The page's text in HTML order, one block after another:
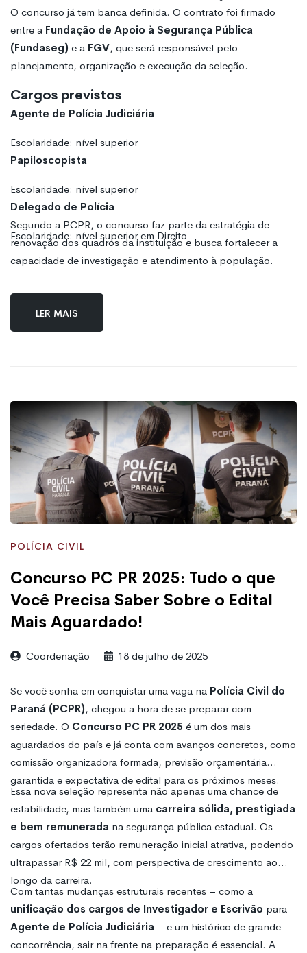
O concurso já tem banca definida. O contrato foi firmado
entre a Fundação de Apoio à Segurança Pública
(Fundaseg) e a FGV, que será responsável pelo
planejamento, organização e execução da seleção.
Cargos previstos
Agente de Polícia Judiciária
Escolaridade: nível superior
Papiloscopista
Escolaridade: nível superior
Delegado de Polícia
Escolaridade: nível superior em Direito
Segundo a PCPR, o concurso faz parte da estratégia de
renovação dos quadros da instituição e busca fortalecer a
capacidade de investigação e atendimento à população.
Ler mais
POLÍCIA CIVIL
Concurso PC PR 2025: Tudo o que
Você Precisa Saber Sobre o Edital
Mais Aguardado!
Coordenação 18 de julho de 2025
Se você sonha em conquistar uma vaga na Polícia Civil do
Paraná (PCPR), chegou a hora de se preparar com
seriedade. O Concurso PC PR 2025 é um dos mais
aguardados do país e já conta com avanços concretos, como
comissão organizadora formada, previsão orçamentária
garantida e expectativa de edital para os próximos meses.
Essa nova seleção representa não apenas uma chance de
estabilidade, mas também uma carreira sólida, prestigiada
e bem remunerada na segurança pública estadual. Os
cargos ofertados terão remuneração inicial atrativa, podendo
ultrapassar R$ 22 mil, com perspectiva de crescimento ao
longo da carreira.
Com tantas mudanças estruturais recentes – como a
unificação dos cargos de Investigador e Escrivão para
Agente de Polícia Judiciária – e um histórico de grande
concorrência, sair na frente na preparação é essencial. A